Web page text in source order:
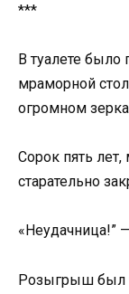
***
В туалете было
мраморной
огромном
Сорок пять
старательно
«Неудачница!”
Розыгрыш был